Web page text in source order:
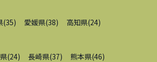
(35) 愛媛県(38) 高知県(24)
(24) 長崎県(37) 熊本県(46)